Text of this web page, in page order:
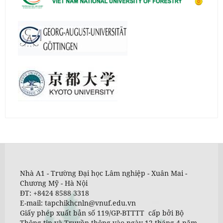
Nhà A1 - Trường Đại học Lâm nghiệp - Xuân Mai -
Chương Mỹ - Hà Nội
ĐT: +8424 8588 3318
E-mail: tapchikhcnln@vnuf.edu.vn
Giấy phép xuất bản số 119/GP-BTTTT cấp bởi Bộ